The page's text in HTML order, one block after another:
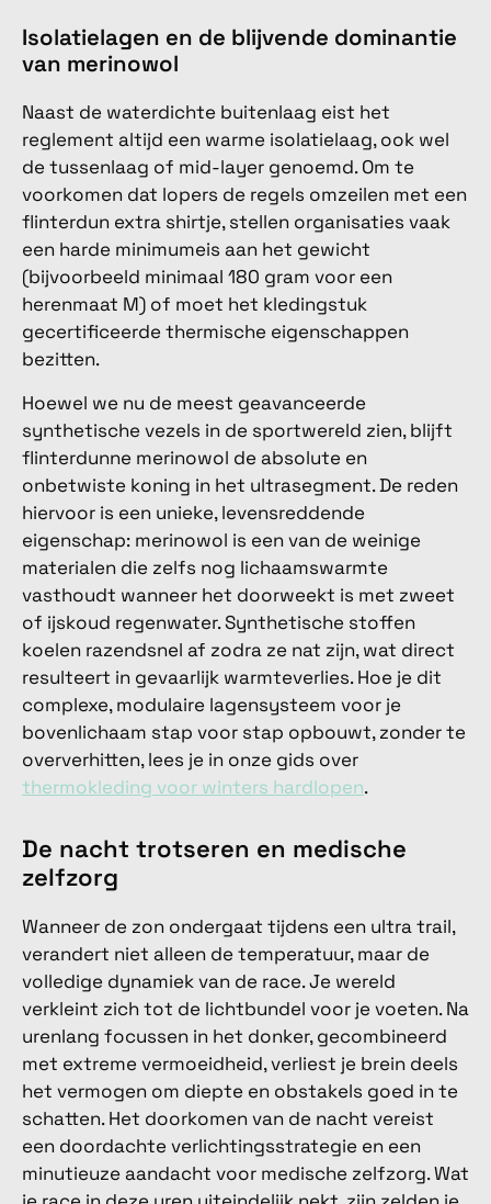
Isolatielagen en de blijvende dominantie
van merinowol
Naast de waterdichte buitenlaag eist het
reglement altijd een warme isolatielaag, ook wel
de tussenlaag of mid-layer genoemd. Om te
voorkomen dat lopers de regels omzeilen met een
flinterdun extra shirtje, stellen organisaties vaak
een harde minimumeis aan het gewicht
(bijvoorbeeld minimaal 180 gram voor een
herenmaat M) of moet het kledingstuk
gecertificeerde thermische eigenschappen
bezitten.
Hoewel we nu de meest geavanceerde
synthetische vezels in de sportwereld zien, blijft
flinterdunne merinowol de absolute en
onbetwiste koning in het ultrasegment. De reden
hiervoor is een unieke, levensreddende
eigenschap: merinowol is een van de weinige
materialen die zelfs nog lichaamswarmte
vasthoudt wanneer het doorweekt is met zweet
of ijskoud regenwater. Synthetische stoffen
koelen razendsnel af zodra ze nat zijn, wat direct
resulteert in gevaarlijk warmteverlies. Hoe je dit
complexe, modulaire lagensysteem voor je
bovenlichaam stap voor stap opbouwt, zonder te
oververhitten, lees je in onze gids over
thermokleding voor winters hardlopen.
De nacht trotseren en medische
zelfzorg
Wanneer de zon ondergaat tijdens een ultra trail,
verandert niet alleen de temperatuur, maar de
volledige dynamiek van de race. Je wereld
verkleint zich tot de lichtbundel voor je voeten. Na
urenlang focussen in het donker, gecombineerd
met extreme vermoeidheid, verliest je brein deels
het vermogen om diepte en obstakels goed in te
schatten. Het doorkomen van de nacht vereist
een doordachte verlichtingsstrategie en een
minutieuze aandacht voor medische zelfzorg. Wat